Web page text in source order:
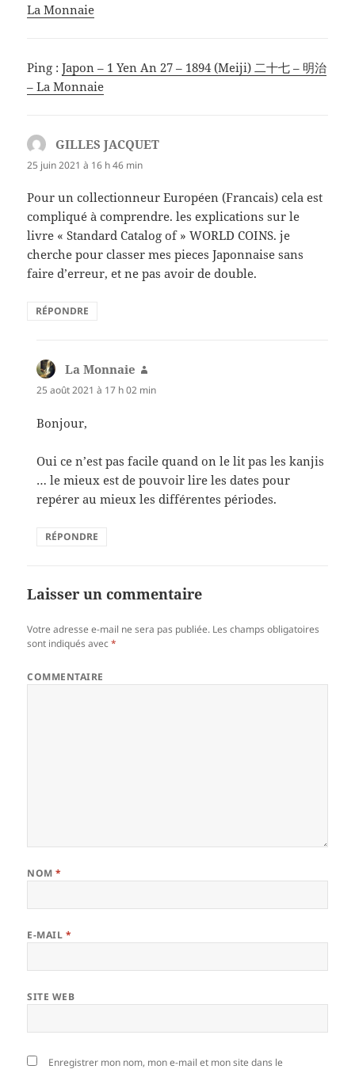
La Monnaie
Ping :Japon – 1 Yen An 27 – 1894 (Meiji) 二十七 – 明治
– La Monnaie
GILLES JACQUET
25 juin 2021 à 16 h 46 min
Pour un collectionneur Européen (Francais) cela est
compliqué à comprendre. les explications sur le
livre « Standard Catalog of » WORLD COINS. je
cherche pour classer mes pieces Japonnaise sans
faire d’erreur, et ne pas avoir de double.
RÉPONDRE
La Monnaie
25 août 2021 à 17 h 02 min
Bonjour,
Oui ce n’est pas facile quand on le lit pas les kanjis
… le mieux est de pouvoir lire les dates pour
repérer au mieux les différentes périodes.
RÉPONDRE
Laisser un commentaire
Votre adresse e-mail ne sera pas publiée. Les champs obligatoires
sont indiqués avec*
COMMENTAIRE
NOM*
E-MAIL *
SITE WEB
Enregistrer mon nom, mon e-mail et mon site dans le